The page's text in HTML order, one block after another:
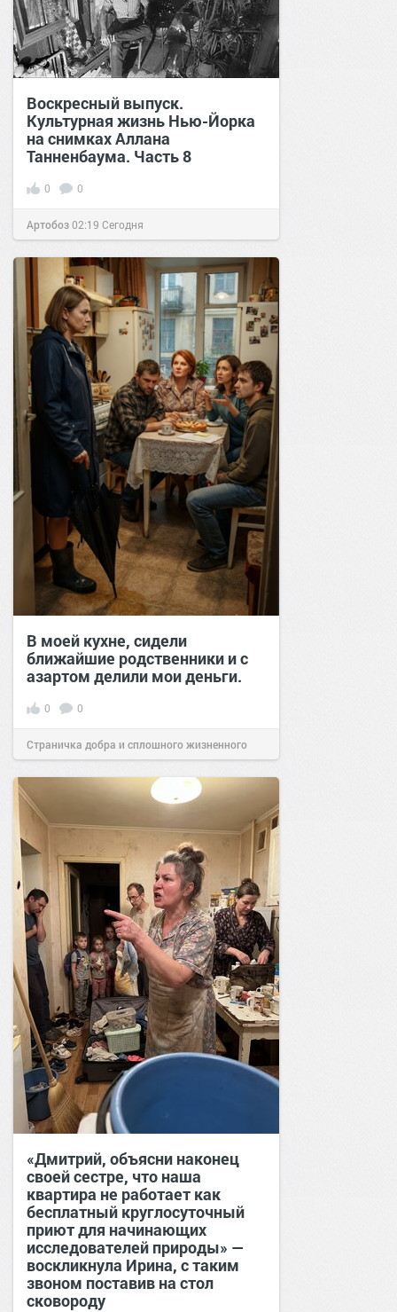
Воскресный выпуск.
Культурная жизнь Нью-Йорка
на снимках Аллана
Танненбаума. Часть 8
0 0
Артобоз02:19 Сегодня
В моей кухне, сидели
ближайшие родственники и с
азартом делили мои деньги.
0 0
Страничка добра и сплошного жизненного
позитива!00:2907 авг 2026
«Дмитрий, объясни наконец
своей сестре, что наша
квартира не работает как
бесплатный круглосуточный
приют для начинающих
исследователей природы» —
воскликнула Ирина, с таким
звоном поставив на стол
сковороду